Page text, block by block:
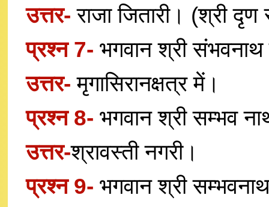
उत्तर- राजा जितारी। (श्री दृण
प्रश्न 7- भगवान श्री
उत्तर- मृगासिरानक्षत्र में।
प्रश्न 8- भगवान श्री सम्भव
उत्तर-श्रावस्ती नगरी।
प्रश्न 9- भगवान श्री